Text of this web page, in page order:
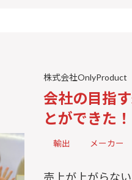
株式会社
会社の目指
とができた！
輸出 メーカー
売上が上がらな